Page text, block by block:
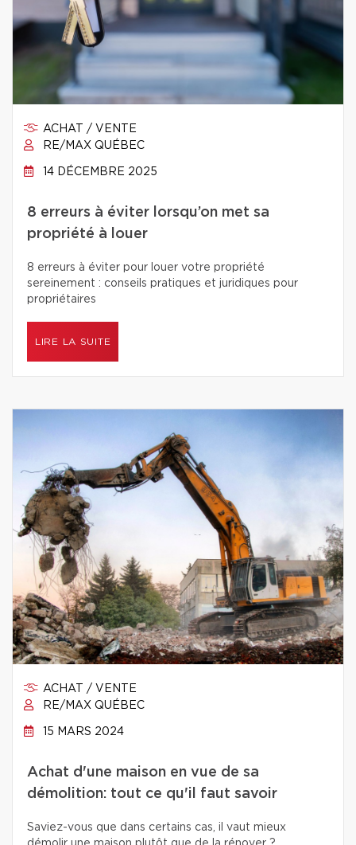
ACHAT / VENTE
RE/MAX QUÉBEC
14 DÉCEMBRE 2025
8 erreurs à éviter lorsqu’on met sa
propriété à louer
8 erreurs à éviter pour louer votre propriété
sereinement : conseils pratiques et juridiques pour
propriétaires
LIRE LA SUITE
ACHAT / VENTE
RE/MAX QUÉBEC
15 MARS 2024
Achat d'une maison en vue de sa
démolition: tout ce qu'il faut savoir
Saviez-vous que dans certains cas, il vaut mieux